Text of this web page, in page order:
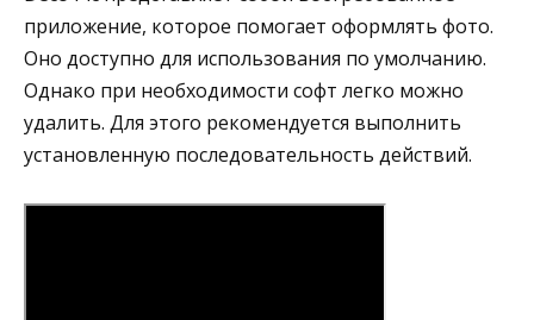
приложение, которое помогает оформлять фото.
Оно доступно для использования по умолчанию.
Однако при необходимости софт легко можно
удалить. Для этого рекомендуется выполнить
установленную последовательность действий.